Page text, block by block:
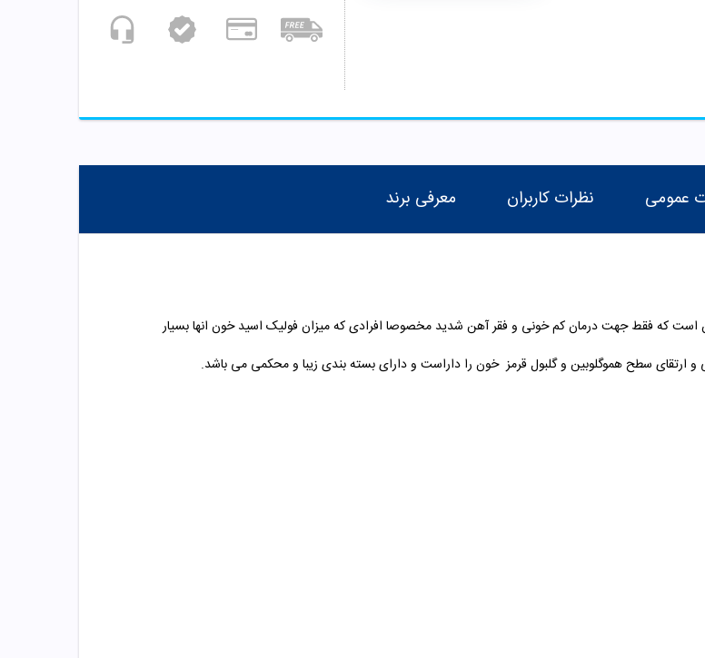
عمومی نظرات کاربران معرفی برند
ان است که فقط جهت درمان کم خونی و فقر آهن شدید مخصوصا افرادی که میزان فولیک اسید خون انها بسیار
و ارتقای سطح هموگلوبین و گلبول قرمز خون را داراست و دارای بسته بندی زیبا و محکمی می باشد.